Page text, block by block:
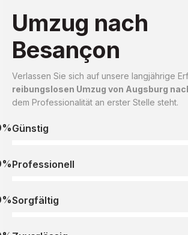
Umzug nach
Besançon
Verlassen Sie sich auf unsere langjährige
reibungslosen Umzug von Augsburg
dem Professionalität an erster Stelle steht.
Günstig
Professionell
Sorgfältig